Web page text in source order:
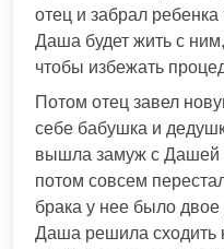
отец и забрал
Даша будет жить с
чтобы избежать
Потом отец завел
себе бабушка и
вышла замуж с Дашей
потом совсем
брака у нее было
Даша решила сходить